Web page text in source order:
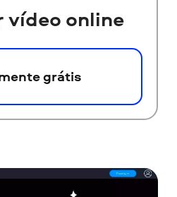
vídeo online
grátis